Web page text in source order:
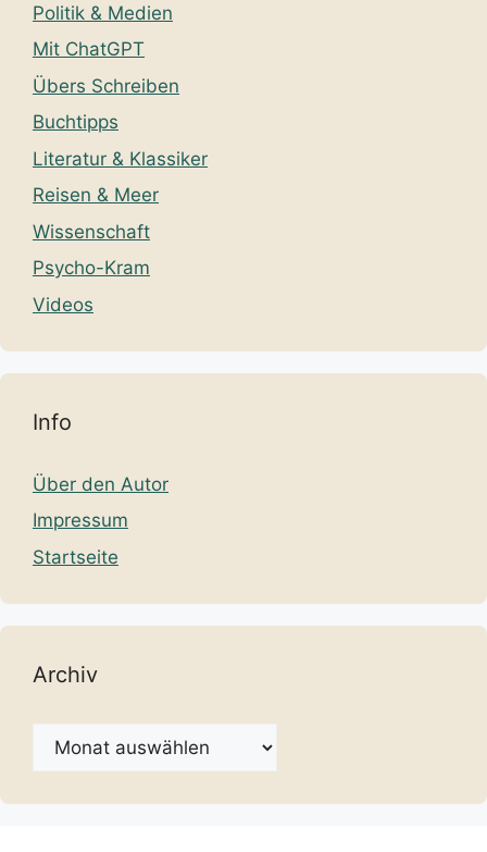
Politik & Medien
Mit ChatGPT
Übers Schreiben
Buchtipps
Literatur & Klassiker
Reisen & Meer
Wissenschaft
Psycho-Kram
Videos
Info
Über den Autor
Impressum
Startseite
Archiv
Archiv